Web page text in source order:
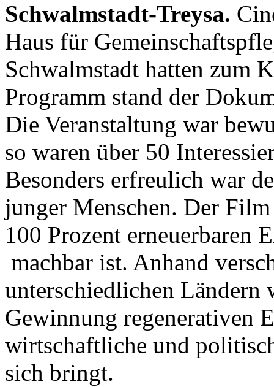
Schwalmstadt-Treysa.
Haus für
Schwalmstadt hatten zum
Programm stand der
Die Veranstaltung war
so waren über 50
Besonders erfreulich war
junger Menschen. Der
100 Prozent erneuerbaren
machbar ist. Anhand
unterschiedlichen
Gewinnung regenerativen
wirtschaftliche und
sich bringt.